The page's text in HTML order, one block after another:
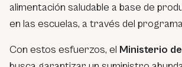
alimentación saludable a base de
en las escuelas, a través del
Con estos esfuerzos, el Ministerio